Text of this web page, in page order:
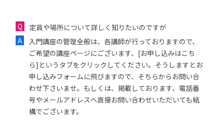
定員や場所について詳しく知りたいのですが
入門講座の管理全般は、各講師が行っておりますので、
ご希望の講座ページにございます、[お申し込みはこち
ら]というタブをクリックしてください。そうしますとお
申し込みフォームに飛びますので、そちらからお問い合
わせ下さいませ。もしくは、掲載しております、電話番
号やメールアドレスへ直接お問い合わせいただいても結
構でございます。